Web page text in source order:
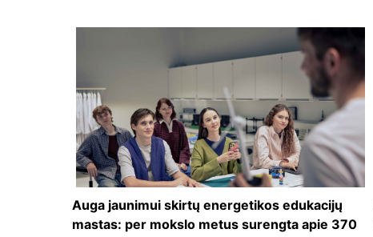
Auga jaunimui skirtų energetikos edukacijų
mastas: per mokslo metus surengta apie 370